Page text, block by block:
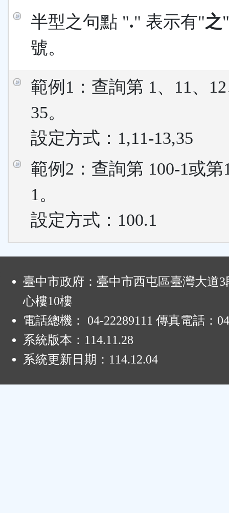
半型之句點 "." 表示有"之
號。
範例1：查詢第 1、11、
35。
設定方式：1,11-13,35
範例2：查詢第 100-1或第
1。
設定方式：100.1
臺中市政府：臺中市西屯區臺灣大道3
心樓10樓
電話總機： 04-22289111 傳真電話：
系統版本： 114.11.28
系統更新日期： 114.12.04